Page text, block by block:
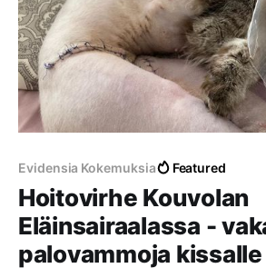
jätetään makaamaan omaan
Evidensia Kokemuksia Featured
Hoitovirhe Kouvolan
Eläinsairaalassa -
palovammoja kissalle